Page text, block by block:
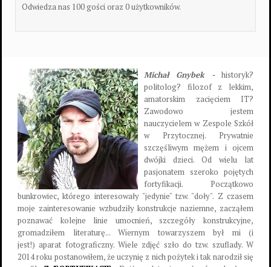
Odwiedza nas 100 gości oraz 0 użytkowników.
Michał Gnybek - historyk?
politolog? filozof z lekkim,
amatorskim zacięciem IT?
Zawodowo jestem
nauczycielem w Zespole Szkół
w Przytocznej. Prywatnie
szczęśliwym mężem i ojcem
dwójki dzieci. Od wielu lat
pasjonatem szeroko pojętych
fortyfikacji. Początkowo
bunkrowiec, którego interesowały "jedynie" tzw. "doły". Z czasem
moje zainteresowanie wzbudziły konstrukcje naziemne, zacząłem
poznawać kolejne linie umocnień, szczegóły konstrukcyjne,
gromadziłem literaturę... Wiernym towarzyszem był mi (i
jest!) aparat fotograficzny. Wiele zdjęć szło do tzw. szuflady. W
2014 roku postanowiłem, że uczynię z nich pożytek i tak narodził się